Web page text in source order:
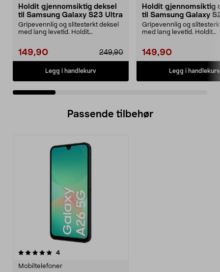
Holdit gjennomsiktig deksel
til Samsung Galaxy S23 Ultra
Gripevennlig og slitesterkt deksel
med lang levetid. Holdit
149,90 249,90
Legg i handlekurv
Holdit gjennomsiktig
til Samsung Galaxy
Gripevennlig og
med lang levetid. Holdit
149,90
Legg i handlekurv
Passende tilbehør
4anmeldelser
Mobiltelefoner